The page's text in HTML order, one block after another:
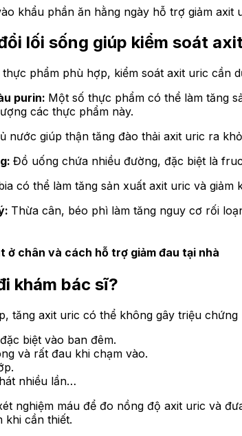
khẩu phần ăn hằng ngày hỗ trợ giảm axit
lối sống giúp kiểm soát
phẩm phù hợp, kiểm soát axit uric cần
purin: Một số thực phẩm có thể làm tăng
các thực phẩm này.
nước giúp thận tăng đào thải axit uric ra
Đồ uống chứa nhiều đường, đặc biệt là
có thể làm tăng sản xuất axit uric và
Thừa cân, béo phì làm tăng nguy cơ rối
ở chân và cách hỗ trợ giảm đau tại nhà
khám bác sĩ?
tăng axit uric có thể không gây triệu
biệt vào ban đêm.
và rất đau khi chạm vào.
nhiều lần…
nghiệm máu để đo nồng độ axit uric và
khi cần thiết.